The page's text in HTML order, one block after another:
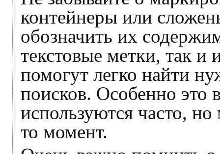
контейнеры или
обозначить их
текстовые метки, так и
помогут легко найти
поисков. Особенно это
используются часто,
то момент.